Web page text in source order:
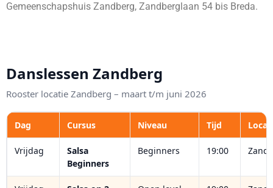
Gemeenschapshuis Zandberg, Zandberglaan 54 bis Breda.
Danslessen Zandberg
Rooster locatie Zandberg – maart t/m juni 2026
Dag Cursus Niveau Tijd
Vrijdag
Salsa
Beginners
Beginners 19:00